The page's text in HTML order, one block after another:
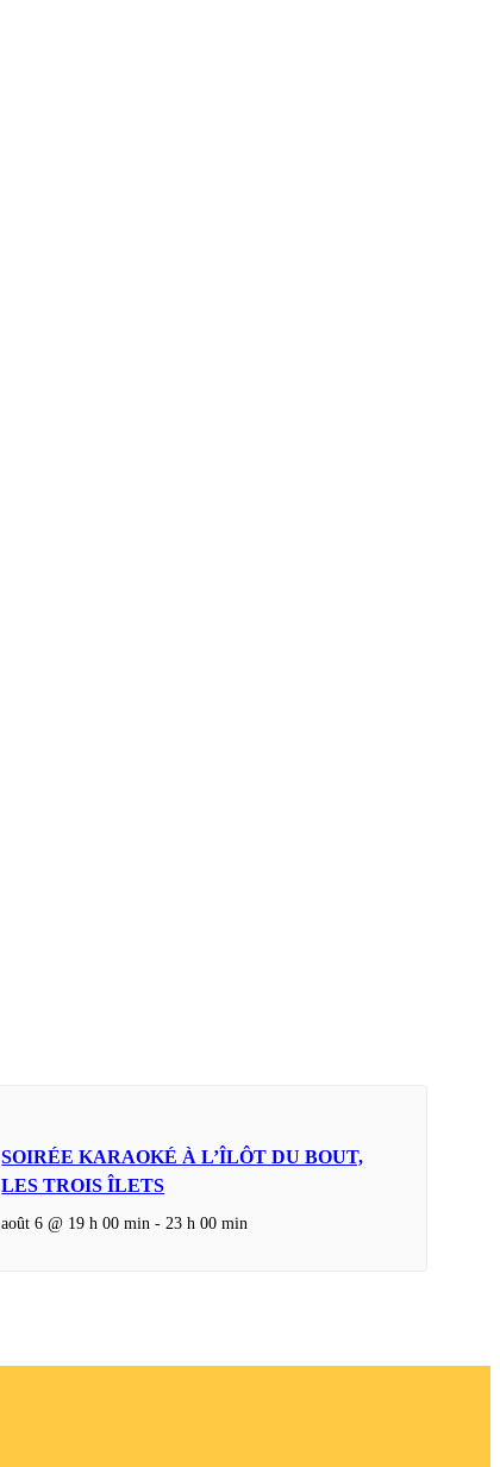
SOIRÉE KARAOKÉ À L’ÎLÔT DU BOUT,
LES TROIS ÎLETS
août 6 @ 19 h 00 min -23 h 00 min